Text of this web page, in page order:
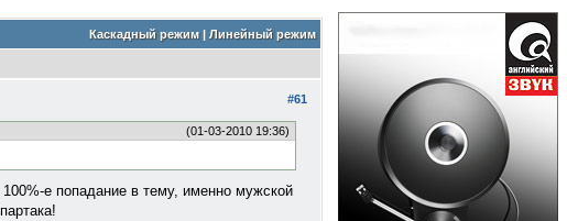
Каскадный режим| Линейный режим
#61
(01-03-2010 19:36)
е попадание в тему, именно мужской